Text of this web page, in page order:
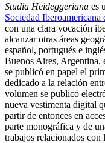
Studia Heideggeriana es
Sociedad
con una clara vocación
alcanzar otras áreas
español, portugués e
Buenos Aires, Argentina,
se publicó en papel el
dedicado a la relación
volumen se publicó
nueva vestimenta digital
partir de entonces en
parte monográfica y de
trabajos relacionados con